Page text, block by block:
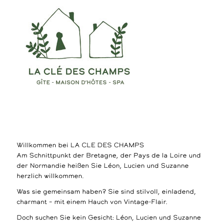
Willkommen bei LA CLE DES CHAMPS
Am Schnittpunkt der Bretagne, der Pays de la Loire und
der Normandie heißen Sie Léon, Lucien und Suzanne
herzlich willkommen.
Was sie gemeinsam haben? Sie sind stilvoll, einladend,
charmant – mit einem Hauch von Vintage-Flair.
Doch suchen Sie kein Gesicht: Léon, Lucien und Suzanne